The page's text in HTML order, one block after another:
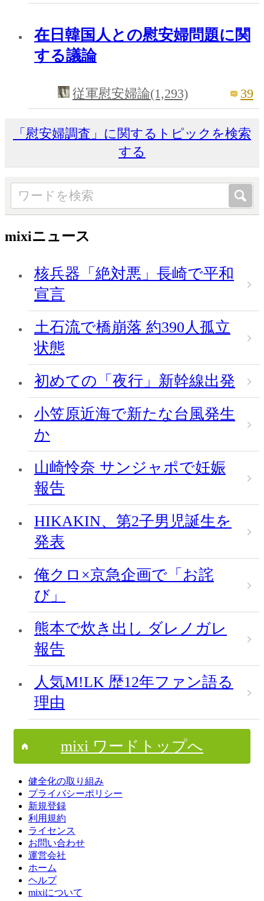
在日韓国人との慰安婦問題に関
する議論
従軍慰安婦論(1,293) 39
「慰安婦調査」に関するトピックを検索
する
mixiニュース
核兵器「絶対悪」長崎で平和
宣言
土石流で橋崩落 約390人孤立
状態
初めての「夜行」新幹線出発
小笠原近海で新たな台風発生
か
山崎怜奈 サンジャポで妊娠
報告
HIKAKIN、第2子男児誕生を
発表
俺クロ×京急企画で「お詫
び」
熊本で炊き出し ダレノガレ
報告
人気M!LK 歴12年ファン語る
理由
mixi ワードトップへ
健全化の取り組み
プライバシーポリシー
新規登録
利用規約
ライセンス
お問い合わせ
運営会社
ホーム
ヘルプ
mixiについて